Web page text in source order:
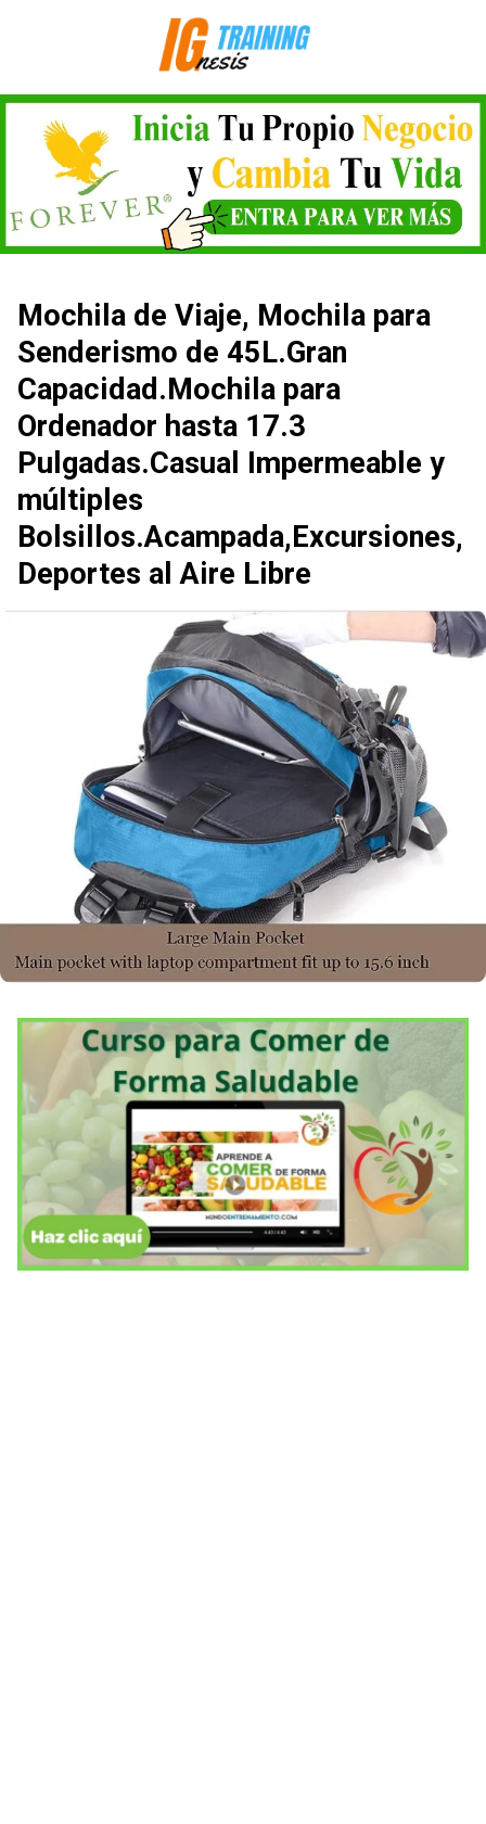
Mochila de Viaje, Mochila para
Senderismo de 45L.Gran
Capacidad.Mochila para
Ordenador hasta 17.3
Pulgadas.Casual Impermeable y
múltiples
Bolsillos.Acampada,Excursiones,
Deportes al Aire Libre